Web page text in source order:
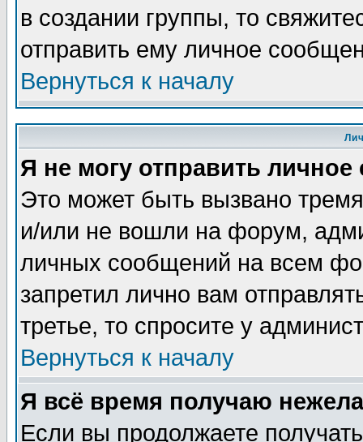
в создании группы, то
отправить ему личное
Вернуться к началу
Я не могу отправить
Это может быть вызвано
и/или не вошли на форум,
личных сообщений на всем
запретил лично вам
третье, то спросите у
Вернуться к началу
Я всё время получаю
Если вы продолжаете